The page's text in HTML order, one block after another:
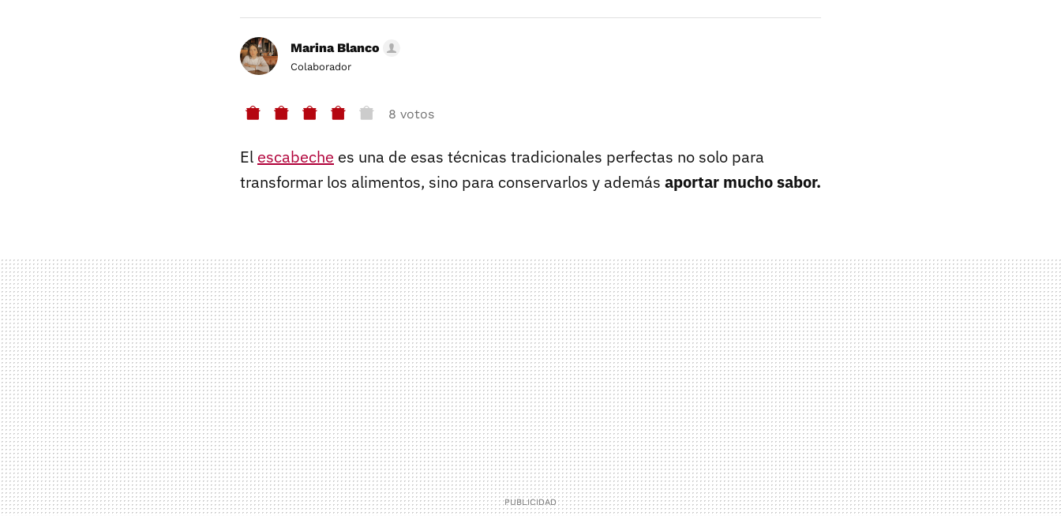
Marina Blanco
Colaborador
8 votos
El escabeche es una de esas técnicas tradicionales perfectas no solo para
transformar los alimentos, sino para conservarlos y además aportar mucho sabor.